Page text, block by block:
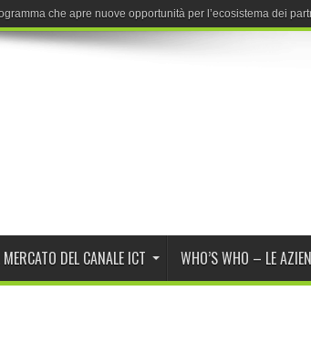
che apre nuove opportunità per l’ecosistema dei
DEL CANALE ICT WHO’S WHO – LE